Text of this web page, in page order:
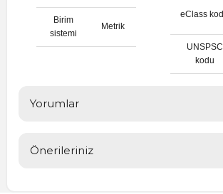
Birim
sistemi
Metrik
eClass
UNSPSC
kodu
Yorumlar
Önerileriniz